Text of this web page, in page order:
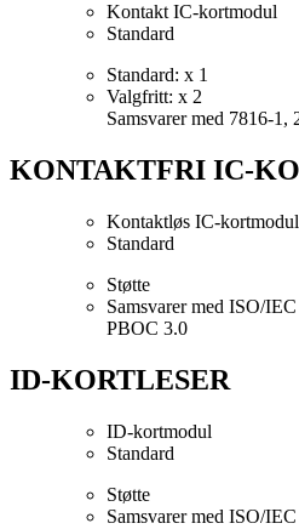
Kontakt IC-kortmodul
Standard
Standard: x 1
Valgfritt: x 2
Samsvarer med 7816-
KONTAKTFRI IC-
Kontaktløs IC-kortmodul
Standard
Støtte
Samsvarer med ISO/
PBOC 3.0
ID-KORTLESER
ID-kortmodul
Standard
Støtte
Samsvarer med ISO/